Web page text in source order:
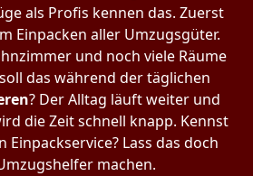
als Profis kennen das. Zuerst
Einpacken aller Umzugsgüter.
und noch viele Räume
das während der täglichen
? Der Alltag läuft weiter und
die Zeit schnell knapp. Kennst
Einpackservice? Lass das doch
machen.